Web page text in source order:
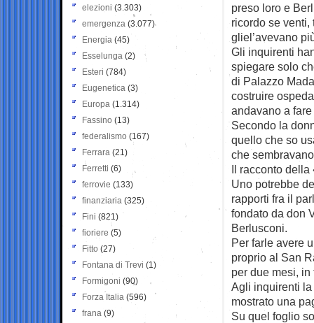
preso loro e
ricordo se
gliel’avevano
Gli inquirenti
spiegare solo
di Palazzo
costruire
andavano a
Secondo la
quello che so
che
Il racconto della
Uno potrebbe
rapporti fra il
fondato da don
Berlusconi.
Per farle avere
proprio al San
per due mesi,
Agli inquirenti
mostrato una
Su quel foglio
elezioni (3.303)
emergenza (3.077)
Energia (45)
Esselunga (2)
Esteri (784)
Eugenetica (3)
Europa (1.314)
Fassino (13)
federalismo (167)
Ferrara (21)
Ferretti (6)
ferrovie (133)
finanziaria (325)
Fini (821)
fioriere (5)
Fitto (27)
Fontana di Trevi (1)
Formigoni (90)
Forza Italia (596)
frana (9)